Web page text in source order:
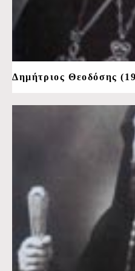
Δημήτριος Θεοδόσης